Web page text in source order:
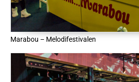
Marabou – Melodifestivalen